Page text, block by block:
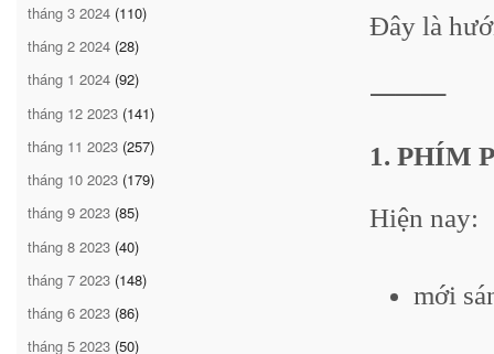
tháng 3 2024 (110)
tháng 2 2024 (28)
tháng 1 2024 (92)
tháng 12 2023 (141)
tháng 11 2023 (257)
tháng 10 2023 (179)
tháng 9 2023 (85)
tháng 8 2023 (40)
tháng 7 2023 (148)
tháng 6 2023 (86)
tháng 5 2023 (50)
Đây là
⸻
1. PHÍM
Hiện nay:
mới